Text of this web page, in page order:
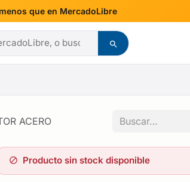
que en MercadoLibre
ACERO
Producto sin stock disponible